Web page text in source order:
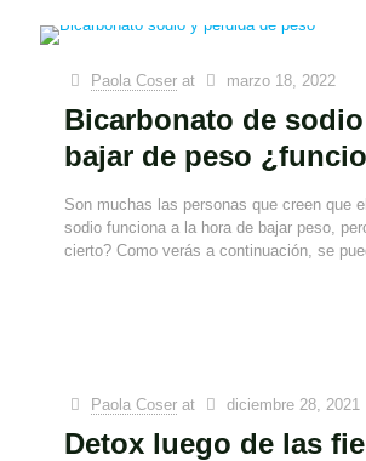
Paola Coser at marzo 18, 2022
Bicarbonato de
bajar de peso
Son muchas las personas que creen que
sodio funciona a la hora de bajar peso,
cierto? Como verás a continuación, se
Paola Coser at diciembre 28, 2021
Detox luego de las